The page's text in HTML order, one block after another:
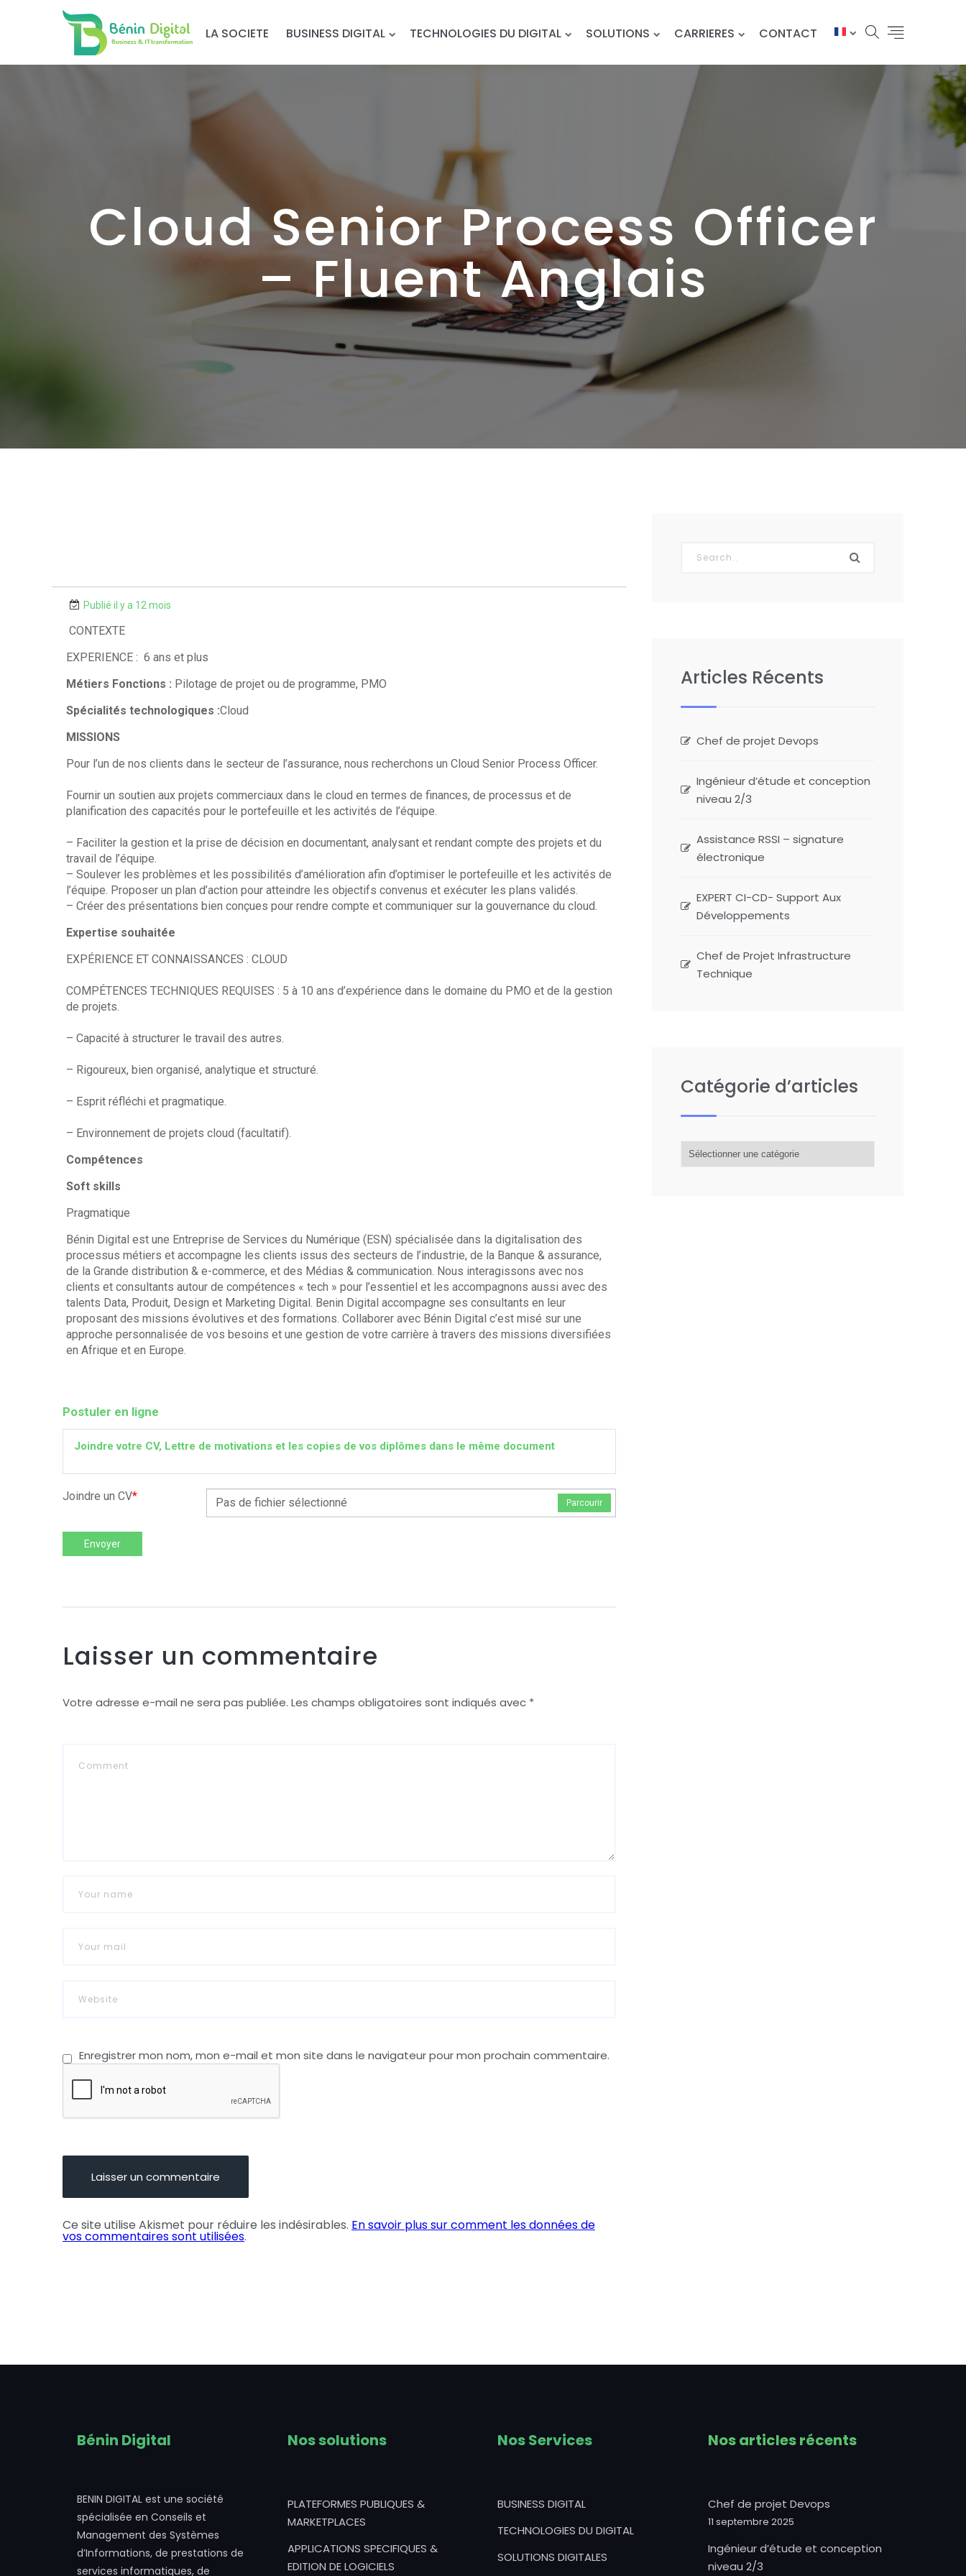
LA SOCIETE BUSINESS DIGITAL TECHNOLOGIES DU DIGITAL SOLUTIONS CARRIERES CONTACT
Cloud Senior Process Officer
– Fluent Anglais
Publié il y a 12 mois
CONTEXTE
EXPERIENCE : 6 ans et plus
Métiers Fonctions : Pilotage de projet ou de programme, PMO
Spécialités technologiques :Cloud
MISSIONS
Pour l’un de nos clients dans le secteur de l’assurance, nous recherchons un Cloud Senior Process Officer.
Fournir un soutien aux projets commerciaux dans le cloud en termes de finances, de processus et de
planification des capacités pour le portefeuille et les activités de l’équipe.
– Faciliter la gestion et la prise de décision en documentant, analysant et rendant compte des projets et du
travail de l’équipe.
– Soulever les problèmes et les possibilités d’amélioration afin d’optimiser le portefeuille et les activités de
l’équipe. Proposer un plan d’action pour atteindre les objectifs convenus et exécuter les plans validés.
– Créer des présentations bien conçues pour rendre compte et communiquer sur la gouvernance du cloud.
Expertise souhaitée
EXPÉRIENCE ET CONNAISSANCES : CLOUD
COMPÉTENCES TECHNIQUES REQUISES : 5 à 10 ans d’expérience dans le domaine du PMO et de la gestion
de projets.
– Capacité à structurer le travail des autres.
– Rigoureux, bien organisé, analytique et structuré.
– Esprit réfléchi et pragmatique.
– Environnement de projets cloud (facultatif).
Compétences
Soft skills
Pragmatique
Bénin Digital est une Entreprise de Services du Numérique (ESN) spécialisée dans la digitalisation des
processus métiers et accompagne les clients issus des secteurs de l’industrie, de la Banque & assurance,
de la Grande distribution & e-commerce, et des Médias & communication. Nous interagissons avec nos
clients et consultants autour de compétences « tech » pour l’essentiel et les accompagnons aussi avec des
talents Data, Produit, Design et Marketing Digital. Benin Digital accompagne ses consultants en leur
proposant des missions évolutives et des formations. Collaborer avec Bénin Digital c’est misé sur une
approche personnalisée de vos besoins et une gestion de votre carrière à travers des missions diversifiées
en Afrique et en Europe.
Postuler en ligne
Joindre votre CV, Lettre de motivations et les copies de vos diplômes dans le même document
Joindre un CV* Pas de fichier sélectionné Parcourir
Envoyer
Laisser un commentaire
Votre adresse e-mail ne sera pas publiée. Les champs obligatoires sont indiqués avec *
Enregistrer mon nom, mon e-mail et mon site dans le navigateur pour mon prochain commentaire.
Ce site utilise Akismet pour réduire les indésirables. En savoir plus sur comment les données de
vos commentaires sont utilisées.
Articles Récents
Chef de projet Devops
Ingénieur d’étude et conception
niveau 2/3
Assistance RSSI – signature
électronique
EXPERT CI-CD- Support Aux
Développements
Chef de Projet Infrastructure
Technique
Catégorie d’articles
d’articles
Bénin Digital
BENIN DIGITAL est une société
spécialisée en Conseils et
Management des Systèmes
d’Informations, de prestations de
services informatiques, de
Nos solutions
PLATEFORMES PUBLIQUES &
MARKETPLACES
APPLICATIONS SPECIFIQUES &
EDITION DE LOGICIELS
Nos Services
BUSINESS DIGITAL
TECHNOLOGIES DU DIGITAL
SOLUTIONS DIGITALES
Nos articles récents
Chef de projet Devops
11 septembre 2025
Ingénieur d’étude et conception
niveau 2/3